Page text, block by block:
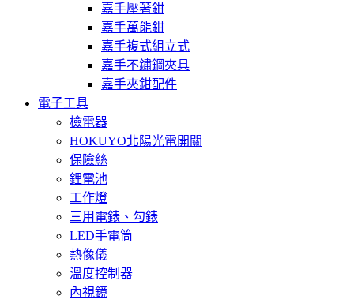
嘉手壓著鉗
嘉手萬能鉗
嘉手複式組立式
嘉手不鏽鋼夾具
嘉手夾鉗配件
電子工具
檢電器
HOKUYO北陽光電開關
保險絲
鋰電池
工作燈
三用電錶、勾錶
LED手電筒
熱像儀
溫度控制器
內視鏡